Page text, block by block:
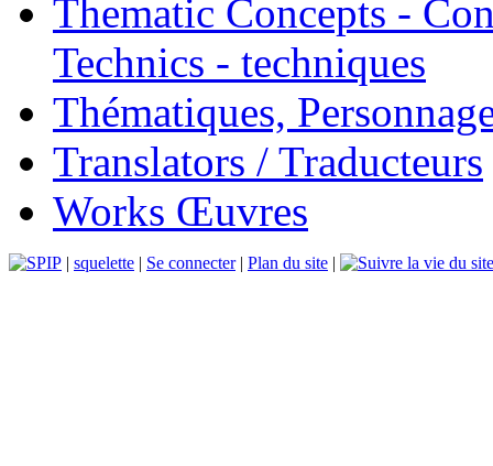
Thematic Concepts -
Technics - techniques
Thématiques,
Translators / Traducteurs
Works Œuvres
| squelette | Se connecter| Plan du site |